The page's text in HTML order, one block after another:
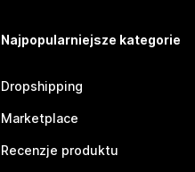
Najpopularniejsze kategorie
Dropshipping
Marketplace
Recenzje produktu